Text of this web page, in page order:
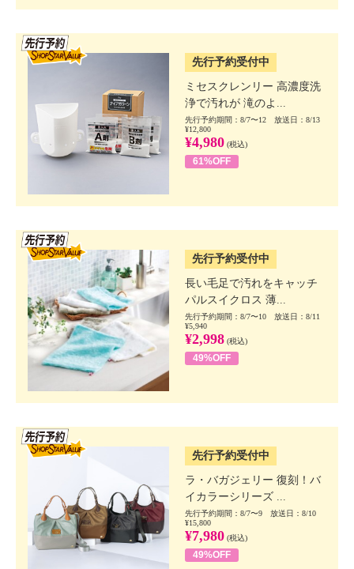
先行予約受付中
ミセスクレンリー 高濃度洗
浄で汚れが 滝のよ...
先行予約期間：8/7〜12 放送日：8/13
¥12,800
¥4,980 (税込)
61%OFF
先行予約受付中
長い毛足で汚れをキャッチ
パルスイクロス 薄...
先行予約期間：8/7〜10 放送日：8/11
¥5,940
¥2,998 (税込)
49%OFF
先行予約受付中
ラ・バガジェリー 復刻！バ
イカラーシリーズ ...
先行予約期間：8/7〜9 放送日：8/10
¥15,800
¥7,980 (税込)
49%OFF